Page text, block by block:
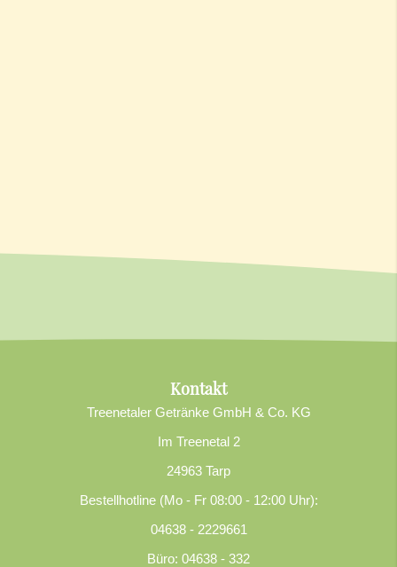
Kontakt
Treenetaler Getränke GmbH & Co. KG
Im Treenetal 2
24963 Tarp
Bestellhotline (Mo - Fr 08:00 - 12:00 Uhr):
04638 - 2229661
Büro: 04638 - 332